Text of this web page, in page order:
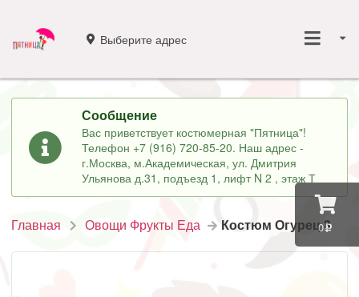
0
Выберите адрес
Сообщение
Вас приветствует костюмерная "Пятница"!
Телефон +7 (916) 720-85-20. Наш адрес -
г.Москва, м.Академическая, ул. Дмитрия
Ульянова д.31, подъезд 1, лифт N 2 , этаж Т
Главная Овощи Фрукты Еда Костюм Огурец 3